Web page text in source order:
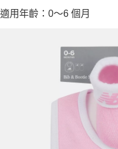
適用年齡：0～6 個月